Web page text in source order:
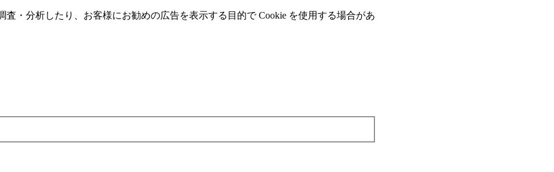
・分析したり、お客様にお勧めの広告を表⽰する⽬的で Cookie を使⽤する場合があ